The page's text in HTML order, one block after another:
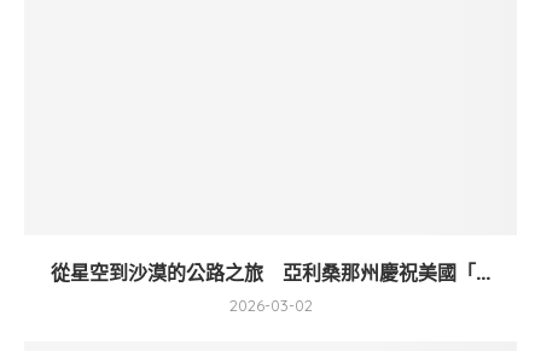
從星空到沙漠的公路之旅 亞利桑那州慶祝美國「...
2026-03-02